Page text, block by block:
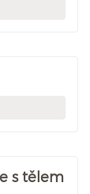
s tělem